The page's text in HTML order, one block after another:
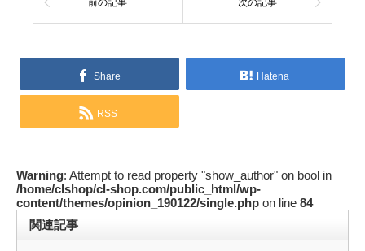
前の記事 次の記事
Share Hatena
RSS
Warning: Attempt to read property "show_author" on bool in
/home/clshop/cl-shop.com/public_html/wp-
content/themes/opinion_190122/single.php on line 84
関連記事